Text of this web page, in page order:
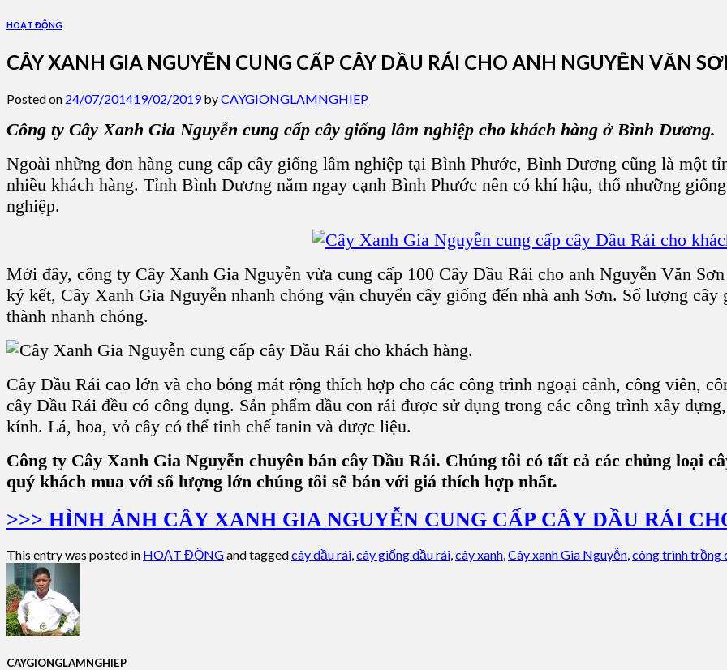
HOẠT ĐỘNG
CÂY XANH GIA NGUYỄN CUNG CẤP CÂY DẦU RÁI CHO ANH NGUYỄN VĂN
Posted on 24/07/201419/02/2019byCAYGIONGLAMNGHIEP
Công ty Cây Xanh Gia Nguyễn cung cấp cây giống lâm nghiệp cho khách hàng ở Bình Dương.
Ngoài những đơn hàng cung cấp cây giống lâm nghiệp tại Bình Phước, Bình Dương cũng là một
nhiều khách hàng. Tỉnh Bình Dương nằm ngay cạnh Bình Phước nên có khí hậu, thổ nhưỡng
nghiệp.
Mới đây, công ty Cây Xanh Gia Nguyễn vừa cung cấp 100 Cây Dầu Rái cho anh Nguyễn Văn
ký kết, Cây Xanh Gia Nguyễn nhanh chóng vận chuyển cây giống đến nhà anh Sơn. Số lượng
thành nhanh chóng.
Cây Dầu Rái cao lớn và cho bóng mát rộng thích hợp cho các công trình ngoại cảnh, công viên,
cây Dầu Rái đều có công dụng. Sản phẩm dầu con rái được sử dụng trong các công trình xây
kính. Lá, hoa, vỏ cây có thể tinh chế tanin và dược liệu.
Công ty Cây Xanh Gia Nguyễn chuyên bán cây Dầu Rái. Chúng tôi có tất cả các chủng loại
quý khách mua với số lượng lớn chúng tôi sẽ bán với giá thích hợp nhất.
>>> HÌNH ẢNH CÂY XANH GIA NGUYỄN CUNG CẤP CÂY DẦU RÁI
This entry was posted in HOẠT ĐỘNGand taggedcây dầu rái,cây giống dầu rái,cây xanh,Cây xanh Gia Nguyễn,công trình trồng
CAYGIONGLAMNGHIEP